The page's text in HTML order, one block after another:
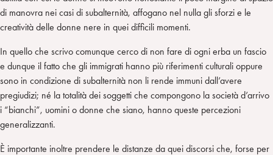
di manovra nei casi di subalternità, affogano nel nulla gli sforzi e le
creatività delle donne nere in quei difficili momenti.
In quello che scrivo comunque cerco di non fare di ogni erba un fascio
e dunque il fatto che gli immigrati hanno più riferimenti culturali oppure
sono in condizione di subalternità non li rende immuni dall’avere
pregiudizi; né la totalità dei soggetti che compongono la società d’arrivo
i “bianchi”, uomini o donne che siano, hanno queste percezioni
generalizzanti.
È importante inoltre prendere le distanze da quei discorsi che, forse per